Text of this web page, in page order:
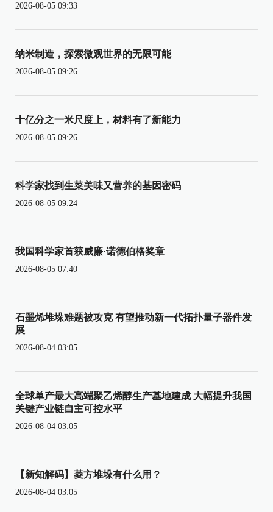
2026-08-05 09:33
纳米制造，探索微观世界的无限可能
2026-08-05 09:26
十亿分之一米尺度上，材料有了新能力
2026-08-05 09:26
科学家找到生菜美味又营养的基因密码
2026-08-05 09:24
我国科学家首获威廉·诺德伯格奖章
2026-08-05 07:40
石墨烯堆垛难题被攻克 有望推动新一代拓扑量子器件发
展
2026-08-04 03:05
全球单产最大高端聚乙烯醇生产基地建成 大幅提升我国
关键产业链自主可控水平
2026-08-04 03:05
【新知解码】菱方堆垛有什么用？
2026-08-04 03:05